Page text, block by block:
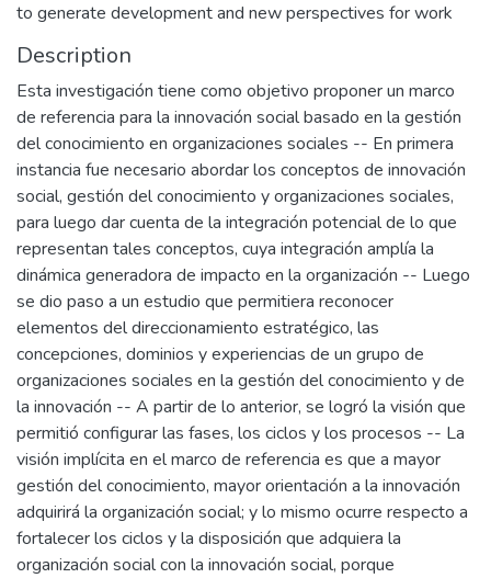
to generate development and new perspectives for work
Description
Esta investigación tiene como objetivo proponer un marco
de referencia para la innovación social basado en la gestión
del conocimiento en organizaciones sociales -- En primera
instancia fue necesario abordar los conceptos de innovación
social, gestión del conocimiento y organizaciones sociales,
para luego dar cuenta de la integración potencial de lo que
representan tales conceptos, cuya integración amplía la
dinámica generadora de impacto en la organización -- Luego
se dio paso a un estudio que permitiera reconocer
elementos del direccionamiento estratégico, las
concepciones, dominios y experiencias de un grupo de
organizaciones sociales en la gestión del conocimiento y de
la innovación -- A partir de lo anterior, se logró la visión que
permitió configurar las fases, los ciclos y los procesos -- La
visión implícita en el marco de referencia es que a mayor
gestión del conocimiento, mayor orientación a la innovación
adquirirá la organización social; y lo mismo ocurre respecto a
fortalecer los ciclos y la disposición que adquiera la
organización social con la innovación social, porque